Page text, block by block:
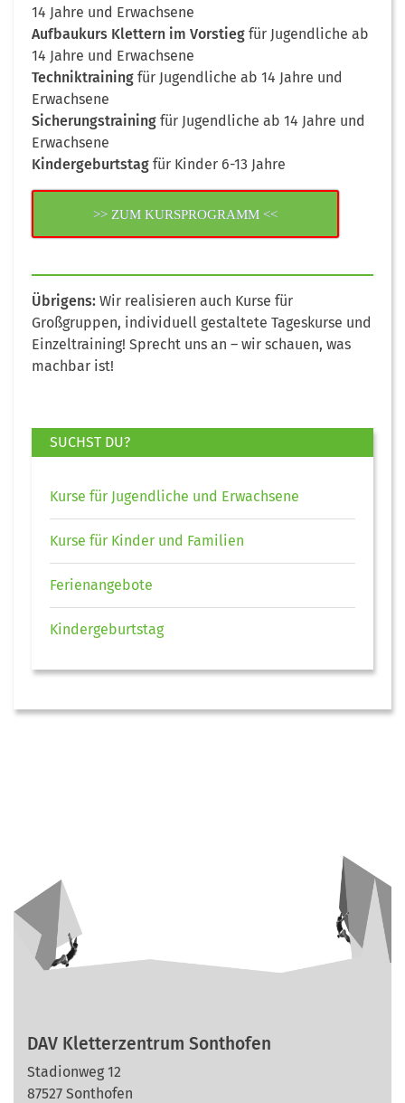
14 Jahre und Erwachsene
Aufbaukurs Klettern im Vorstieg für Jugendliche ab
14 Jahre und Erwachsene
Techniktraining für Jugendliche ab 14 Jahre und
Erwachsene
Sicherungstraining für Jugendliche ab 14 Jahre und
Erwachsene
Kindergeburtstag für Kinder 6-13 Jahre
>> ZUM KURSPROGRAMM <<
Übrigens: Wir realisieren auch Kurse für
Großgruppen, individuell gestaltete Tageskurse und
Einzeltraining! Sprecht uns an – wir schauen, was
machbar ist!
SUCHST DU?
Kurse für Jugendliche und Erwachsene
Kurse für Kinder und Familien
Ferienangebote
Kindergeburtstag
DAV Kletterzentrum Sonthofen
Stadionweg 12
87527 Sonthofen